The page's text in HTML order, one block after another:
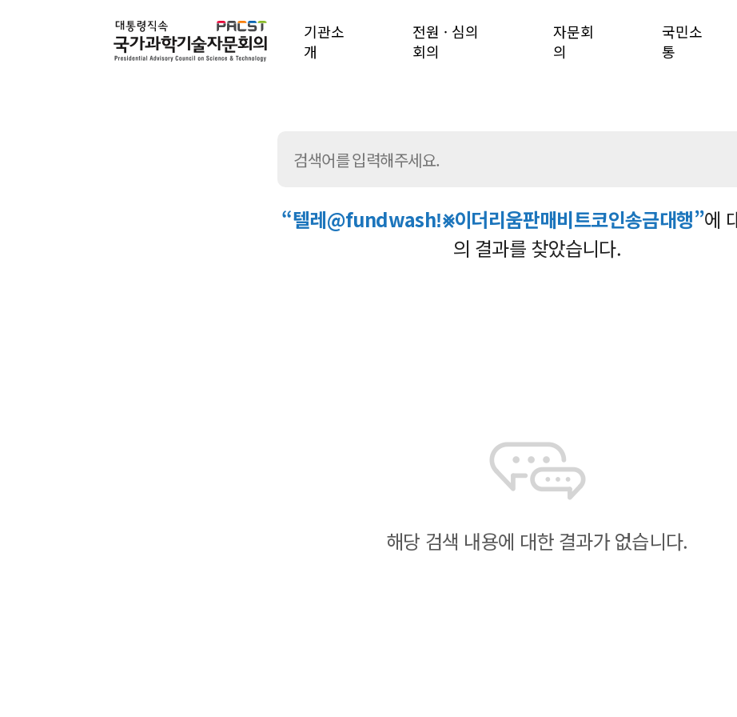
기관소
개
전원 · 심의
회의
자문회
의
국민소
통
“텔레@fundwashǃ⨳이더리움판매비트코인송금대행”에
의 결과를 찾았습니다.
해당 검색 내용에 대한 결과가 없습니다.